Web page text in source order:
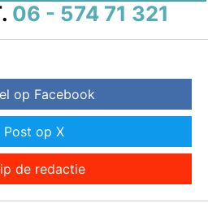
06 - 574 71 321
op Facebook
Post op X
de redactie